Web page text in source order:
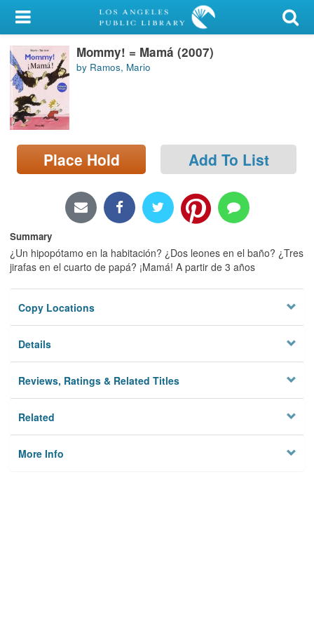
My Account
Library Card
Sign In
Search
Locations/Hours (external
page)
Mommy! = Mamá (2007)
by Ramos, Mario
Place Hold Add To List
Summary
¿Un hipopótamo en la habitación? ¿Dos leones en el baño? ¿Tres
jirafas en el cuarto de papá? ¡Mamá! A partir de 3 años
Copy Locations
Details
Reviews, Ratings & Related Titles
Related
More Info